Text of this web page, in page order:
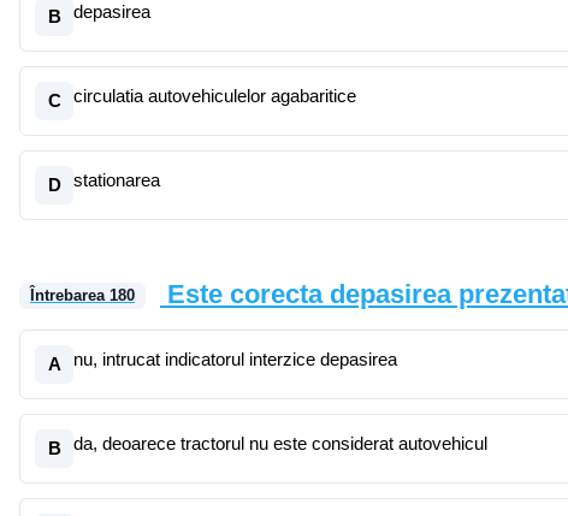
B depasirea
C circulatia autovehiculelor agabaritice
D stationarea
Întrebarea 180 Este corecta depasirea
A nu, intrucat indicatorul interzice depasirea
B da, deoarece tractorul nu este considerat autovehicul